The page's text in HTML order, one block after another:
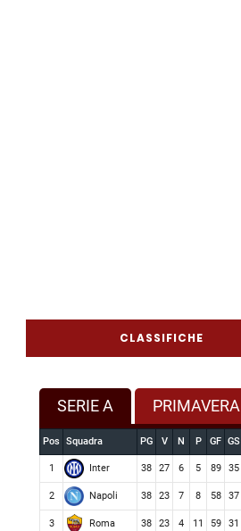
CLASSIFICHE
SERIE A PRIMAVERA
Pos Squadra PG V N P GF GS
1 Inter 38 27 6 5 89 35
2 Napoli 38 23 7 8 58 37
3 Roma 38 23 4 11 59 31